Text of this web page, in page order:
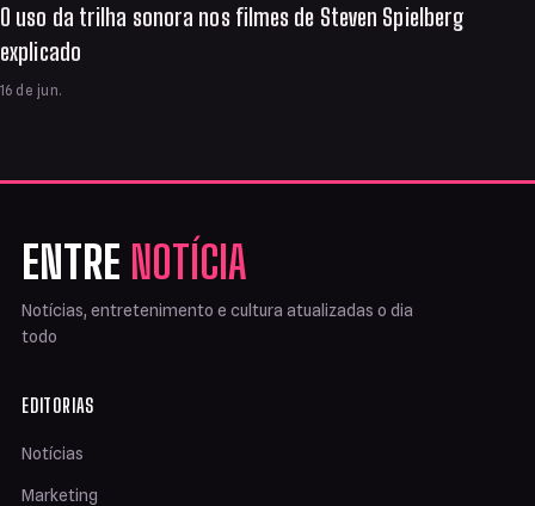
O uso da trilha sonora nos filmes de Steven Spielberg
explicado
16 de jun.
ENTRE NOTÍCIA
Notícias, entretenimento e cultura atualizadas o dia
todo
EDITORIAS
Notícias
Marketing